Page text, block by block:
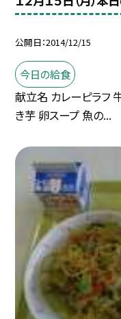
公開日 2014/12/15
今日の給食
献立名 カレーピラフ
き芋 卵スープ 魚の...